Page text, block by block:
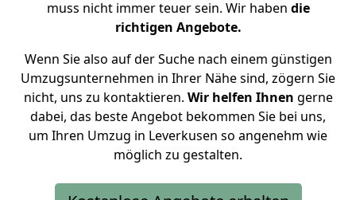
muss nicht immer teuer sein. Wir haben die
richtigen Angebote.
Wenn Sie also auf der Suche nach einem günstigen
Umzugsunternehmen in Ihrer Nähe sind, zögern Sie
nicht, uns zu kontaktieren. Wir helfen Ihnen gerne
dabei, das beste Angebot bekommen Sie bei uns,
um Ihren Umzug in Leverkusen so angenehm wie
möglich zu gestalten.